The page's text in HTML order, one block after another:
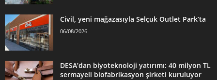
Civil, yeni mağazasıyla Selçuk Outlet Park’ta
06/08/2026
DESA’dan biyoteknoloji yatırımı: 40 milyon TL
sermayeli biofabrikasyon şirketi kuruluyor